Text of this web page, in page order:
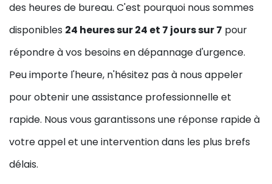
des heures de bureau. C'est pourquoi nous sommes
disponibles 24 heures sur 24 et 7 jours sur 7 pour
répondre à vos besoins en dépannage d'urgence.
Peu importe l'heure, n'hésitez pas à nous appeler
pour obtenir une assistance professionnelle et
rapide. Nous vous garantissons une réponse rapide à
votre appel et une intervention dans les plus brefs
délais.